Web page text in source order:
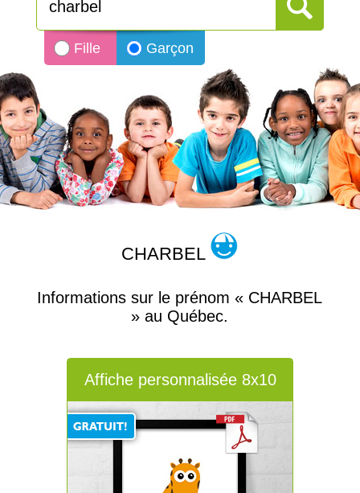
Fille Garçon
CHARBEL
Informations sur le prénom « CHARBEL
» au Québec.
Affiche personnalisée 8x10